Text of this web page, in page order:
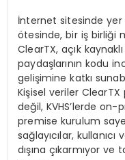
İnternet sitesinde yer
ötesinde, bir iş birliği
ClearTX, açık
paydaşlarının kodu
gelişimine katkı
Kişisel veriler
değil, KVHS’lerde
premise kurulum
sağlayıcılar,
dışına çıkarmıyor